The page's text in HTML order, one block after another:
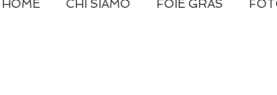
HOME CHI SIAMO FOIE GRAS